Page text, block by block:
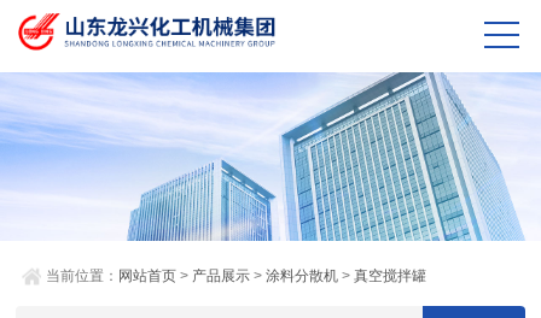
当前位置： 网站首页 > 产品展示 >涂料分散机 >真空搅拌罐